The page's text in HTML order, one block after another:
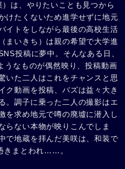
は、やりたいことも見つから
けたくないため進学せずに地元
イトをしながら最後の高校生活
まいきち）は親の希望で大学進
投稿に夢中。そんなある日、
うなものが偶然映り、投稿動画
いた二人はこれをチャンスと思
ク動画を投稿、バズは益々大き
。調子に乗った二人の撮影はエ
を求め地元で噂の廃墟に潜入し
らない本物が映りこんでしま
で地蔵を拝んだ美咲は、和装で
きまとわれ……。